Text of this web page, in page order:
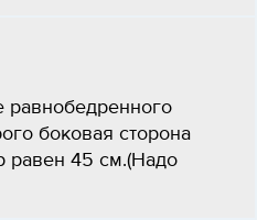
равнобедренного
боковая сторона
равен 45 см.(Надо